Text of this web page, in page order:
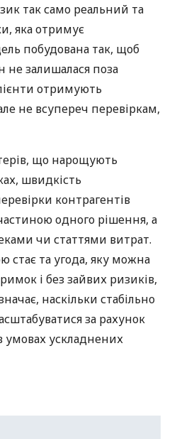
так само реальний та
яка отримує
побудована так, щоб
не залишалася поза
отримують
не всупереч перевіркам,
що нарощують
швидкість
контрагентів
одного рішення, а
чи статтями витрат.
стає та угода, яку можна
і без зайвих ризиків,
наскільки стабільно
за рахунок
умовах ускладнених